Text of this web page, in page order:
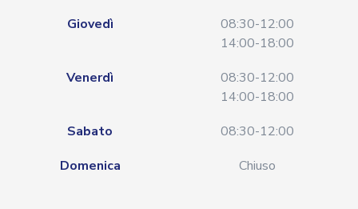
Giovedì
08:30-12:00
14:00-18:00
Venerdì
08:30-12:00
14:00-18:00
Sabato
08:30-12:00
Domenica
Chiuso